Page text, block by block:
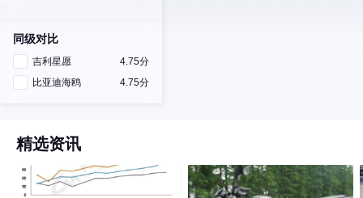
同级对比
吉利星愿
4.75分
比亚迪海鸥
4.75分
精选资讯